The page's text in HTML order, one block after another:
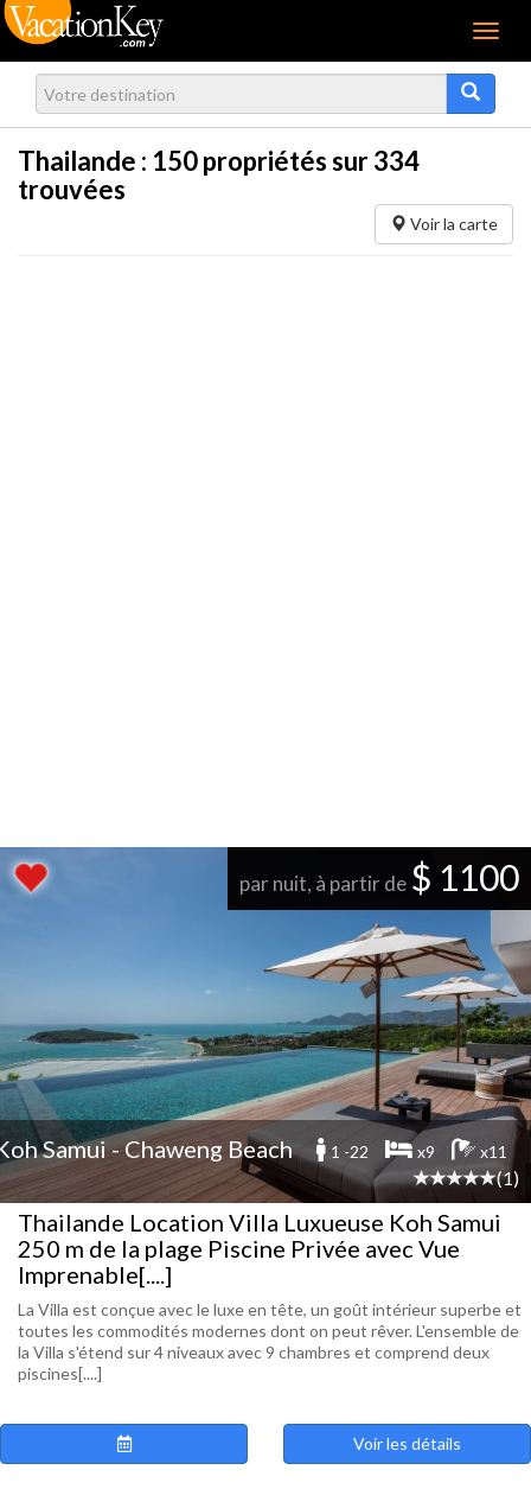
Menu
Thailande : 150propriétés sur 334
trouvées
Voir la carte
par nuit, à partir de $ 1100
Samui - Chaweng Beach 1 -22 x9 x11
(1)
Thailande Location Villa Luxueuse Koh Samui
250 m de la plage Piscine Privée avec Vue
Imprenable[....]
La Villa est conçue avec le luxe en tête, un goût intérieur superbe et
toutes les commodités modernes dont on peut rêver. L'ensemble de
la Villa s'étend sur 4 niveaux avec 9 chambres et comprend deux
piscines[....]
Voir les détails